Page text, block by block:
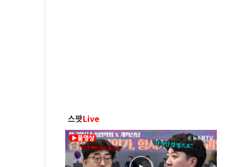
스팟Live